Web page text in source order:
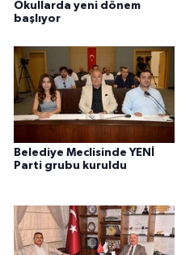
Okullarda yeni dönem
başlıyor
Belediye Meclisinde YENİ
Parti grubu kuruldu